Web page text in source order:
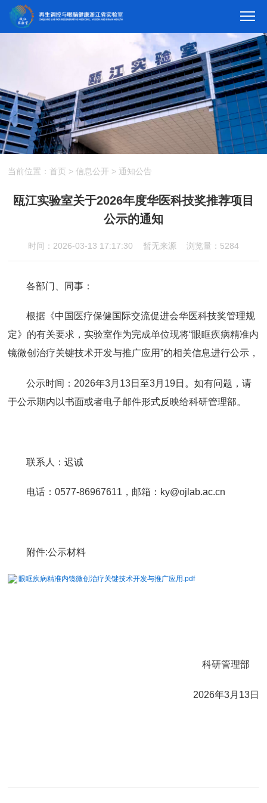
当前位置： 首页 > 信息公开 > 通知公告
瓯江实验室关于2026年度华医科技奖推荐项目
公示的通知
时间：2026-03-13 17:17:30 暂无来源 浏览量：5284
各部门、同事：
根据《中国医疗保健国际交流促进会华医科技奖管理规
定》的有关要求，实验室作为完成单位现将“眼眶疾病精准内
镜微创治疗关键技术开发与推广应用”的相关信息进行公示，
公示时间：2026年3月13日至3月19日。如有问题，请
于公示期内以书面或者电子邮件形式反映给科研管理部。
联系人：迟诚
电话：0577-86967611，邮箱： ky@ojlab.ac.cn
附件:公示材料
眼眶疾病精准内镜微创治疗关键技术开发与推广应用.pdf
科研管理部
2026年3月13日